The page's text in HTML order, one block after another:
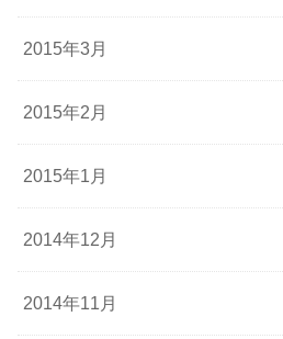
2015年3月
2015年2月
2015年1月
2014年12月
2014年11月